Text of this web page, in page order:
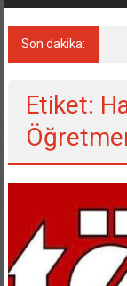
Son dakika:
Etiket: